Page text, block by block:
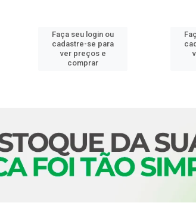
Faça seu login ou
cadastre-se para
ver preços e
comprar